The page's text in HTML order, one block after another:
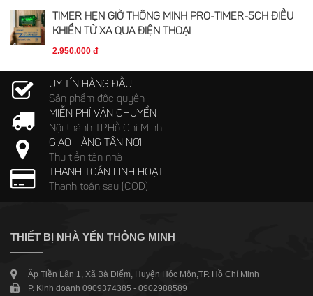
TIMER HẸN GIỜ THÔNG MINH PRO-TIMER-5CH ĐIỀU
KHIỂN TỪ XA QUA ĐIỆN THOẠI
2.950.000 đ
UY TÍN HÀNG ĐẦU
Sản phẩm độc quyền
MIỄN PHÍ VẬN CHUYỂN
Nội thành TP.Hồ Chí Minh
GIAO HÀNG TẬN NƠI
Thu tiền tận nhà
THANH TOÁN LINH HOẠT
Thanh toán sau (COD)
THIẾT BỊ NHÀ YẾN THÔNG MINH
Ấp Tiền Lân 1, Xã Bà Điểm, Huyện Hóc Môn,TP. Hồ Chí Minh
P. Kinh doanh 0909374385 - 0902988589